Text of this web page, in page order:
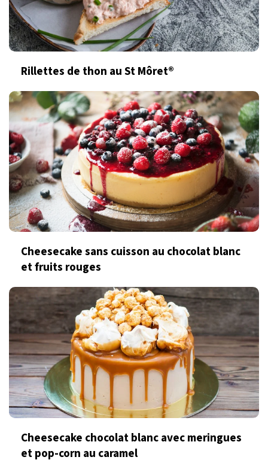
Rillettes de thon au St Môret®
Cheesecake sans cuisson au chocolat blanc
et fruits rouges
Cheesecake chocolat blanc avec meringues
et pop-corn au caramel